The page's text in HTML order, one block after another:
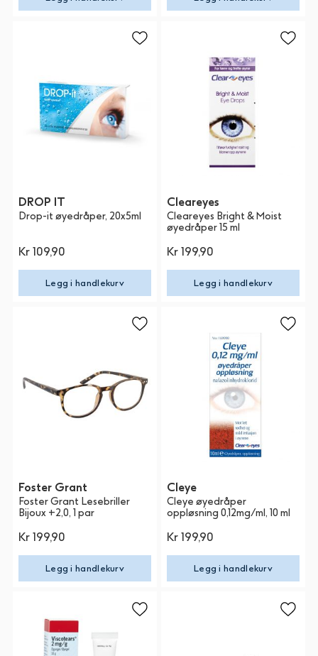
DROP IT
Drop-it øyedråper, 20x5ml
Kr 109,90
Legg i handlekurv
Cleareyes
Cleareyes Bright & Moist
øyedråper 15 ml
Kr 199,90
Legg i handlekurv
Foster Grant
Foster Grant Lesebriller
Bijoux +2,0, 1 par
Kr 199,90
Legg i handlekurv
Cleye
Cleye øyedråper
oppløsning 0,12mg/ml, 10 ml
Kr 199,90
Legg i handlekurv